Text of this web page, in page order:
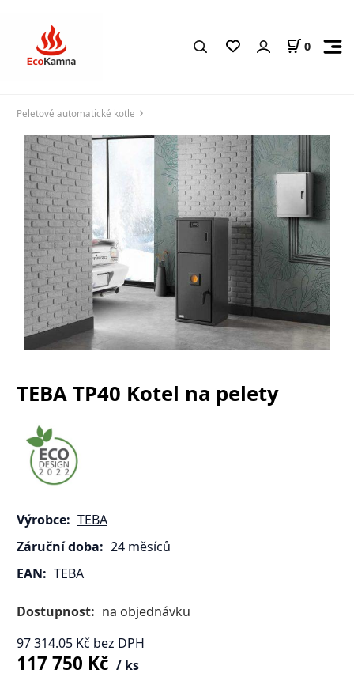
0
Peletové automatické kotle
TEBA TP40 Kotel na pelety
Výrobce: TEBA
Záruční doba: 24 měsíců
EAN: TEBA
Dostupnost: na objednávku
97 314.05Kč bez DPH
117 750 Kč ks